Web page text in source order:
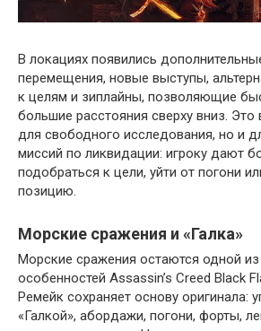
В локациях появились
перемещения, новые выступы,
к целям и зиплайны, позволяющие
большие расстояния сверху вниз.
для свободного исследования, но и
миссий по ликвидации: игроку дают
подобраться к цели, уйти от погони
позицию.
Морские сражения и «Галка»
Морские сражения остаются одной
особенностей Assassin’s Creed Black
Ремейк сохраняет основу оригинала:
«Галкой», абордажи, погони, форты,